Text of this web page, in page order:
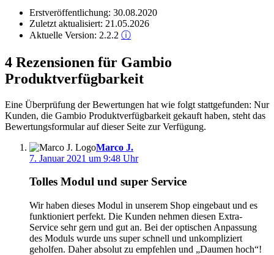
Erstveröffentlichung: 30.08.2020
Zuletzt aktualisiert: 21.05.2026
Aktuelle Version: 2.2.2 ⓘ
4 Rezensionen für Gambio
Produktverfügbarkeit
Eine Überprüfung der Bewertungen hat wie folgt stattgefunden: Nur
Kunden, die Gambio Produktverfügbarkeit gekauft haben, steht das
Bewertungsformular auf dieser Seite zur Verfügung.
Marco J.
7. Januar 2021 um 9:48 Uhr
Tolles Modul und super Service
Wir haben dieses Modul in unserem Shop eingebaut und es
funktioniert perfekt. Die Kunden nehmen diesen Extra-
Service sehr gern und gut an. Bei der optischen Anpassung
des Moduls wurde uns super schnell und unkompliziert
geholfen. Daher absolut zu empfehlen und „Daumen hoch“!